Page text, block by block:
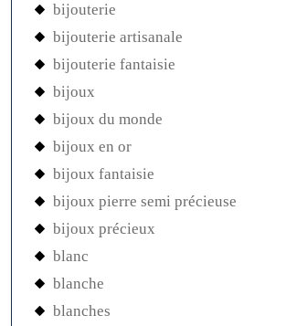
bijouterie
bijouterie artisanale
bijouterie fantaisie
bijoux
bijoux du monde
bijoux en or
bijoux fantaisie
bijoux pierre semi précieuse
bijoux précieux
blanc
blanche
blanches